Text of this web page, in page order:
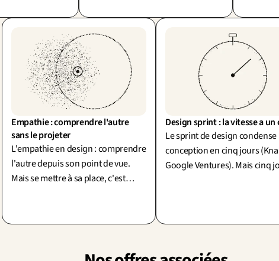
Empathie : comprendre l'autre
sans le projeter
L'empathie en design : comprendre
l'autre depuis son point de vue.
Mais se mettre à sa place, c'est
projection.
Design sprint : la vitesse a un
Le sprint de design condense
conception en cinq jours
Google Ventures). Mais cinq